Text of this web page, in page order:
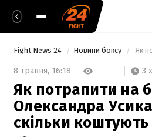
Fight News 24 Новини боксу
8 травня, 16:18 3
Як потрапити на
Олександра Усика
скільки